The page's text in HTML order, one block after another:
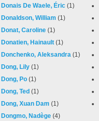
Donais De Waele, Éric (1)
Donaldson, William (1)
Donat, Caroline (1)
Donatien, Hainault (1)
Donchenko, Aleksandra (1)
Dong, Lily (1)
Dong, Po (1)
Dong, Ted (1)
Dong, Xuan Dam (1)
Dongmo, Nadège (4)